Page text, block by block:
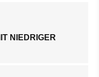
NIEDRIGER